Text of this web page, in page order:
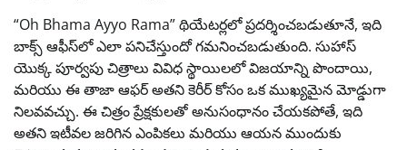
“Oh Bhama Ayyo Rama” థియేటర్లలో ప్రదర్శించబడుతూనే, ఇది
బాక్స్ ఆఫీస్‌లో ఎలా పనిచేస్తుందో గమనించబడుతుంది. సుహాస్
యొక్క పూర్వపు చిత్రాలు వివిధ స్థాయిలలో విజయాన్ని పొందాయి,
మరియు ఈ తాజా ఆఫర్ అతని కెరీర్ కోసం ఒక ముఖ్యమైన మోడ్డుగా
నిలవవచ్చు. ఈ చిత్రం ప్రేక్షకులతో అనుసంధానం చేయకపోతే, ఇది
అతని ఇటీవల జరిగిన ఎంపికలు మరియు ఆయన ముందుకు